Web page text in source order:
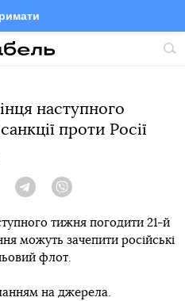
TelegramTwitter
наступного
проти Росії
Twitter Telegram
тижня погодити 21-й
можуть зачепити російські
флот.
на джерела.